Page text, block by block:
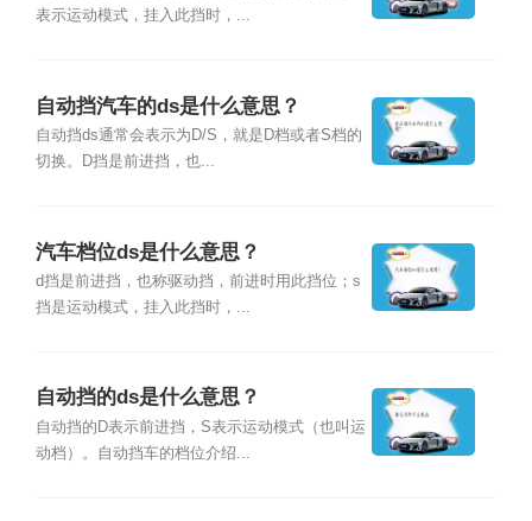
表示运动模式，挂入此挡时，...
自动挡汽车的ds是什么意思？
自动挡ds通常会表示为D/S，就是D档或者S档的
切换。D挡是前进挡，也...
汽车档位ds是什么意思？
d挡是前进挡，也称驱动挡，前进时用此挡位；s
挡是运动模式，挂入此挡时，...
自动挡的ds是什么意思？
自动挡的D表示前进挡，S表示运动模式（也叫运
动档）。自动挡车的档位介绍...